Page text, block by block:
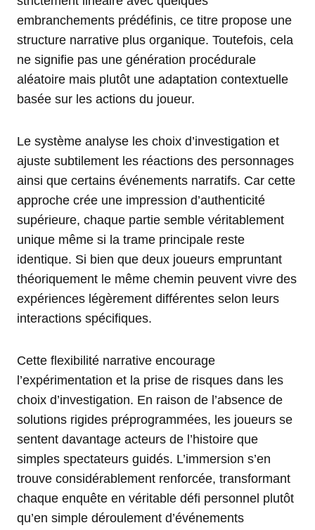
embranchements prédéfinis, ce titre propose une
structure narrative plus organique. Toutefois, cela
ne signifie pas une génération procédurale
aléatoire mais plutôt une adaptation contextuelle
basée sur les actions du joueur.
Le système analyse les choix d’investigation et
ajuste subtilement les réactions des personnages
ainsi que certains événements narratifs. Car cette
approche crée une impression d’authenticité
supérieure, chaque partie semble véritablement
unique même si la trame principale reste
identique. Si bien que deux joueurs empruntant
théoriquement le même chemin peuvent vivre des
expériences légèrement différentes selon leurs
interactions spécifiques.
Cette flexibilité narrative encourage
l’expérimentation et la prise de risques dans les
choix d’investigation. En raison de l’absence de
solutions rigides préprogrammées, les joueurs se
sentent davantage acteurs de l’histoire que
simples spectateurs guidés. L’immersion s’en
trouve considérablement renforcée, transformant
chaque enquête en véritable défi personnel plutôt
qu’en simple déroulement d’événements